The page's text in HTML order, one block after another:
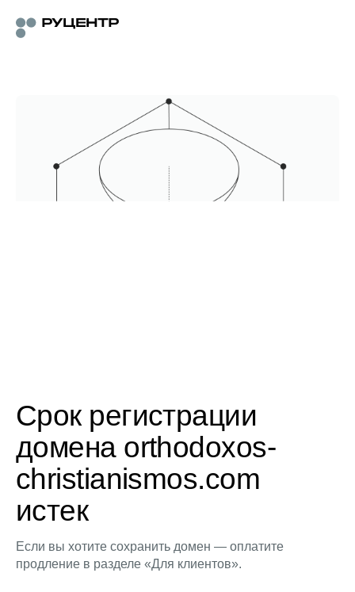
Срок регистрации
домена orthodoxos-
christianismos.com
истек
Если вы хотите сохранить домен — оплатите
продление в разделе «Для клиентов».